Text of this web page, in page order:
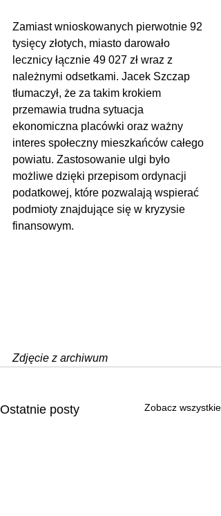
Zamiast wnioskowanych pierwotnie 92
tysięcy złotych, miasto darowało
lecznicy łącznie 49 027 zł wraz z
należnymi odsetkami. Jacek Szczap
tłumaczył, że za takim krokiem
przemawia trudna sytuacja
ekonomiczna placówki oraz ważny
interes społeczny mieszkańców całego
powiatu. Zastosowanie ulgi było
możliwe dzięki przepisom ordynacji
podatkowej, które pozwalają wspierać
podmioty znajdujące się w kryzysie
finansowym.
Zdjęcie z archiwum
Ostatnie posty Zobacz wszystkie